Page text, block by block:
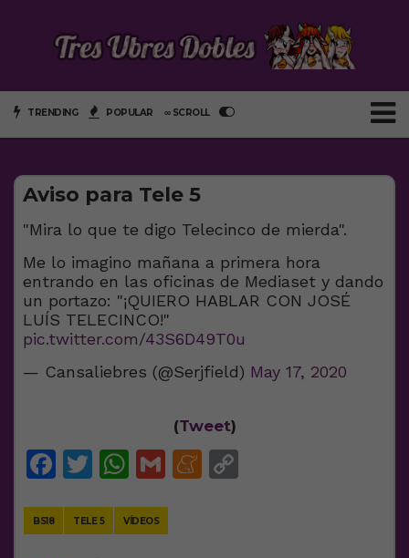
TRENDING POPULAR ∞ SCROLL
Aviso para Tele 5
"Mira lo que te digo Telecinco de mierda".
Me lo imagino mañana a primera hora
entrando en las oficinas de Mediaset y dando
un portazo: "¡QUIERO HABLAR CON JOSÉ
LUÍS TELECINCO!"
pic.twitter.com/43S6D49T0u
— Cansaliebres (@Serjfield) May 17, 2020
(Tweet)
Facebook
Twitter
WhatsApp
GmailMeneame
BS18 TELE 5 VÍDEOS